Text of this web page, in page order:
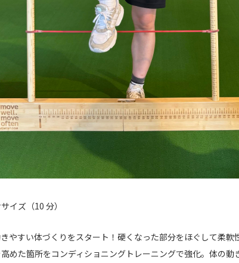
イズ（10 分）
やすい体づくりをスタート！硬くなった部分をほぐして柔軟
めた箇所をコンディショニングトレーニングで強化。体の動